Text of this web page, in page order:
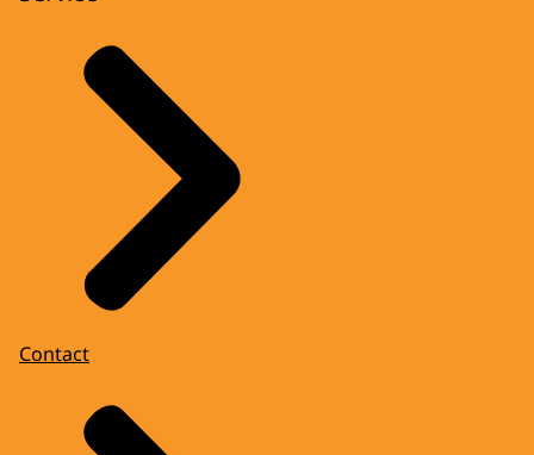
Contact